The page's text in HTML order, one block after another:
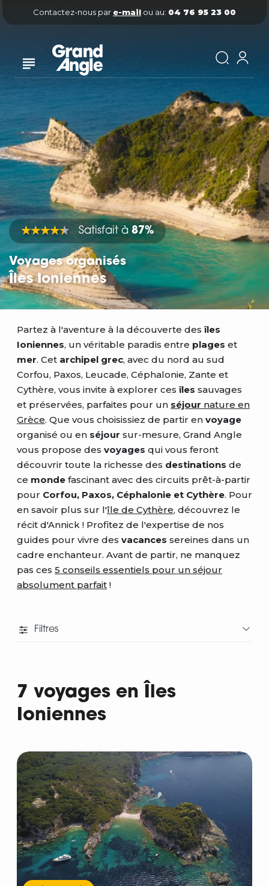
Contactez-nous par e-mail ou au: 04 76 95 23 00
Satisfait à87%
Voyages organisés
Îles Ioniennes
Partez à l'aventure à la découverte desîles
Ioniennes, un véritable paradis entre plages et
mer. Cet archipel grec, avec du nord au sud
Corfou, Paxos, Leucade, Céphalonie, Zante et
Cythère, vous invite à explorer cesîles sauvages
et préservées, parfaites pour un séjour nature en
Grèce. Que vous choisissiez de partir en voyage
organisé ou en séjour sur-mesure, Grand Angle
vous propose des voyages qui vous feront
découvrir toute la richesse des destinations de
ce monde fascinant avec des circuits prêt-à-partir
pour Corfou, Paxos, Céphalonie et Cythère. Pour
en savoir plus sur l'île de Cythère, découvrez le
récit d'Annick ! Profitez de l'expertise de nos
guides pour vivre des vacances sereines dans un
cadre enchanteur. Avant de partir, ne manquez
pas ces 5 conseils essentiels pour un séjour
absolument parfait !
Filtres
Départ
7 voyages en Îles
Ioniennes